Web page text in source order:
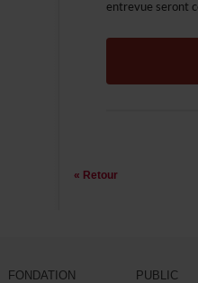
«Retour
FONDATION PUBLIC